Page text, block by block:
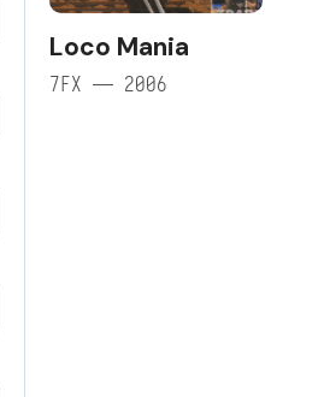
Loco Mania
7FX — 2006